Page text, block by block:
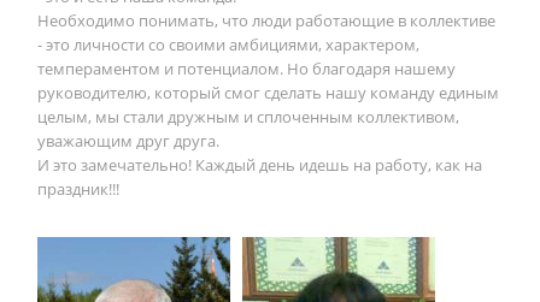
Необходимо понимать, что люди работающие в коллективе
- это личности со своими амбициями, характером,
темпераментом и потенциалом. Но благодаря нашему
руководителю, который смог сделать нашу команду единым
целым, мы стали дружным и сплоченным коллективом,
уважающим друг друга.
И это замечательно! Каждый день идешь на работу, как на
праздник!!!